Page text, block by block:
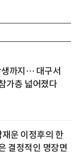
까지… 대구서
가층 넓어졌다
운 이정후의 한
결정적인 명장면